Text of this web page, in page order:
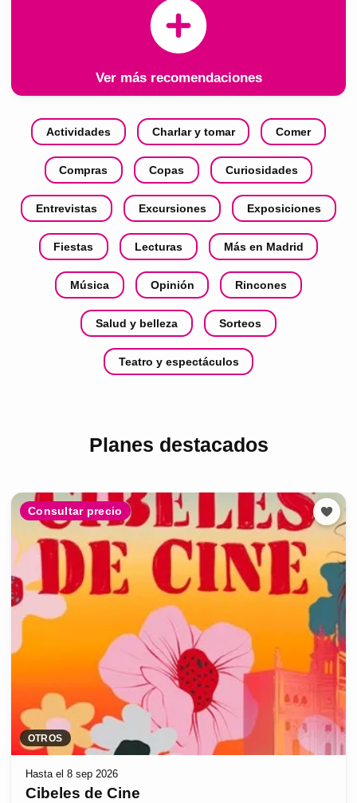
Ver más recomendaciones
Actividades Charlar y tomar Comer
Compras Copas Curiosidades
Entrevistas Excursiones Exposiciones
Fiestas Lecturas Más en Madrid
Música Opinión Rincones
Salud y belleza Sorteos
Teatro y espectáculos
Planes destacados
Consultar precio
OTROS
Hasta el 8 sep 2026
Cibeles de Cine